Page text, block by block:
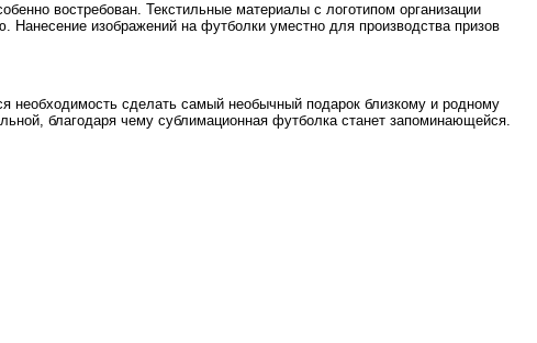
востребован. Текстильные материалы с логотипом организации
изображений на футболки уместно для производства призов
необходимость сделать самый необычный подарок близкому и родному
благодаря чему сублимационная футболка станет запоминающейся.